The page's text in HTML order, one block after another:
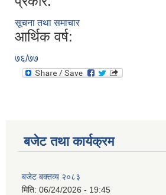
सूचना तथा समाचार
आर्थिक वर्ष:
७६/७७
बजेट तथा कार्यक्रम
बजेट बक्तव्य २०८३
मिति: 06/24/2026 - 19:45